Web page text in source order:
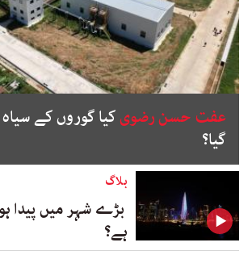
عفت حسن رضویکیا گوروں کے سیاہ
گیا؟
بلاگ
بڑے شہر میں پیدا
ہے؟